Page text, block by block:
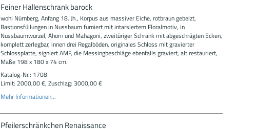
Feiner Hallenschrank barock
wohl Nürnberg, Anfang 18. Jh., Korpus aus massiver Eiche, rotbraun gebeizt,
Bastionsfüllungen in Nussbaum furniert mit intarsiertem Floralmotiv, in
Nussbaumwurzel, Ahorn und Mahagoni, zweitüriger Schrank mit abgeschrägten Ecken,
komplett zerlegbar, innen drei Regalböden, originales Schloss mit gravierter
Schlossplatte, signiert AMF, die Messingbeschläge ebenfalls graviert, alt restauriert,
Maße 198 x 180 x 74 cm.
Katalog-Nr.: 1708
Limit: 2000,00 €, Zuschlag: 3000,00 €
Mehr Informationen...
Pfeilerschränkchen Renaissance